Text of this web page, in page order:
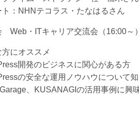
ト：NHNテコラス・たなはるさん
Web・ITキャリア交流会（16:00～）
方にオススメ
開発のビジネスに関心がある方
の安全な運用ノウハウについて
、KUSANAGIの活用事例に興